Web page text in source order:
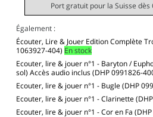
Port gratuit pour la Suisse dès
Également :
Écouter, Lire & Jouer Edition Complète
1063927-404) En stock
Ecouter, lire & jouer n°1 - Baryton /
sol) Accès audio inclus (DHP 0991826-
Ecouter, lire & jouer n°1 - Bugle (DHP
Ecouter, lire & jouer n°1 - Clarinette
Ecouter, lire & jouer n°1 - Cor en Fa